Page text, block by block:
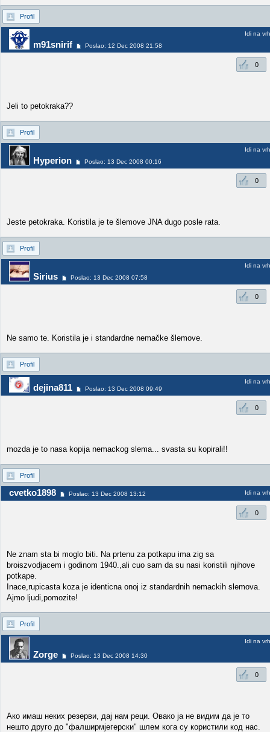
Profil
m91snirif Poslao: 12 Dec 2008 21:58
Idi na vrh
0
Jeli to petokraka??
Profil
Hyperion Poslao: 13 Dec 2008 00:16
Idi na vrh
0
Jeste petokraka. Koristila je te šlemove JNA dugo posle rata.
Profil
Sirius Poslao: 13 Dec 2008 07:58
Idi na vrh
0
Ne samo te. Koristila je i standardne nemačke šlemove.
Profil
dejina811 Poslao: 13 Dec 2008 09:49
Idi na vrh
0
mozda je to nasa kopija nemackog slema... svasta su kopirali!!
Profil
cvetko1898 Poslao: 13 Dec 2008 13:12 Idi na vrh
0
Ne znam sta bi moglo biti. Na prtenu za potkapu ima zig sa
broiszvodjacem i godinom 1940.,ali cuo sam da su nasi koristili njihove
potkape.
Inace,rupicasta koza je identicna onoj iz standardnih nemackih slemova.
Ajmo ljudi,pomozite!
Profil
Zorge Poslao: 13 Dec 2008 14:30
Idi na vrh
0
Ако имаш неких резерви, дај нам реци. Овако ја не видим да је то
нешто друго до "фалширмјегерски" шлем кога су користили код нас.